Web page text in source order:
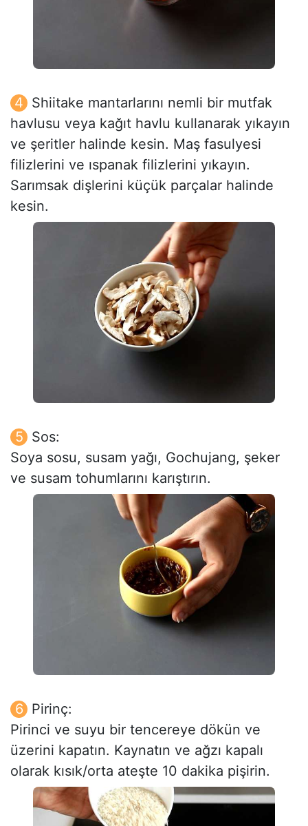
Shiitake mantarlarını nemli bir mutfak
havlusu veya kağıt havlu kullanarak yıkayın
ve şeritler halinde kesin. Maş fasulyesi
filizlerini ve ıspanak filizlerini yıkayın.
Sarımsak dişlerini küçük parçalar halinde
kesin.
Sos:
Soya sosu, susam yağı, Gochujang, şeker
ve susam tohumlarını karıştırın.
Pirinç:
Pirinci ve suyu bir tencereye dökün ve
üzerini kapatın. Kaynatın ve ağzı kapalı
olarak kısık/orta ateşte 10 dakika pişirin.